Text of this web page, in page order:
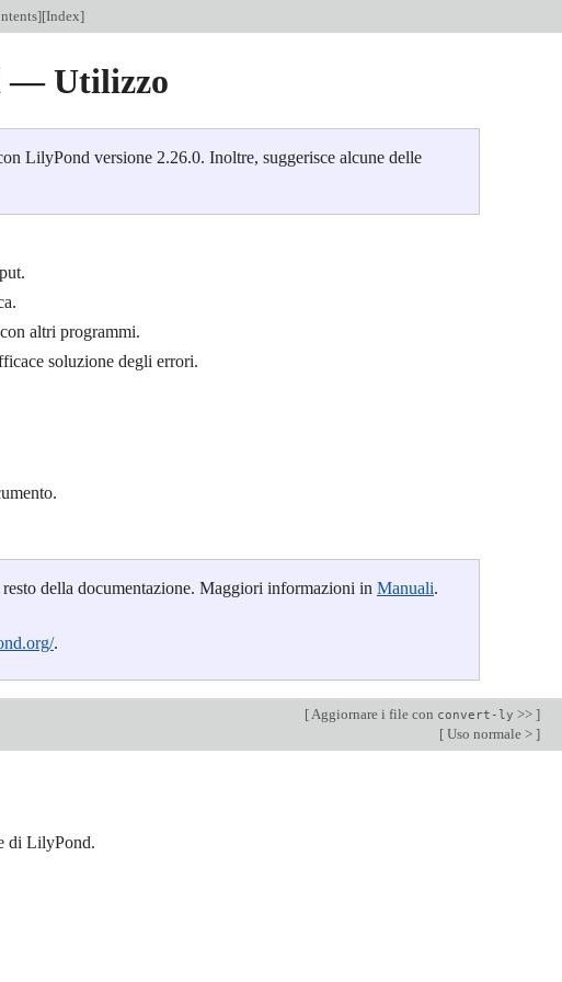
][Index]
— Utilizzo
LilyPond versione 2.26.0. Inoltre, suggerisce alcune delle
altri programmi.
soluzione degli errori.
della documentazione. Maggiori informazioni in Manuali.
.
[Aggiornare i file con convert-ly >> ]
[ Uso normale > ]
di LilyPond.